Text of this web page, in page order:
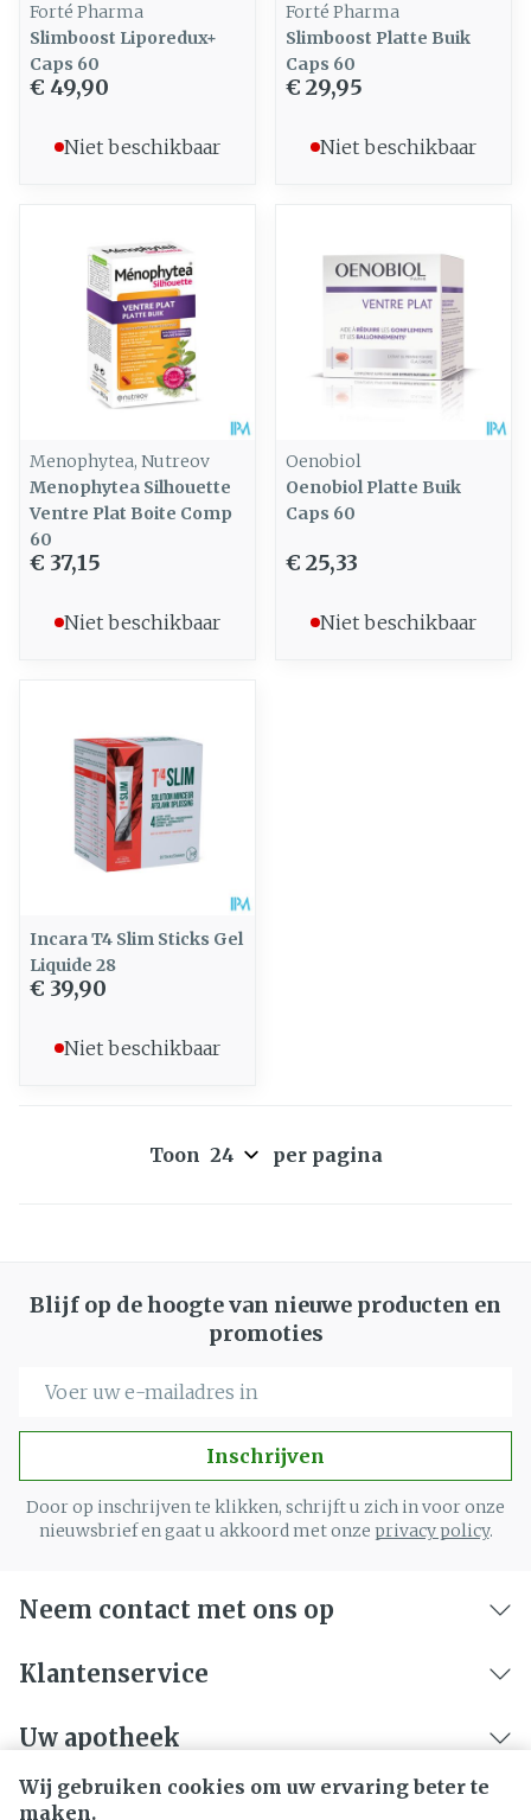
Wij gebruiken cookies om uw ervaring beter te
maken.
Forté Pharma
Slimboost Liporedux+
Caps 60
€ 49,90
Niet beschikbaar
Forté Pharma
Slimboost Platte Buik
Caps 60
€ 29,95
Niet beschikbaar
Menophytea, Nutreov
Menophytea Silhouette
Ventre Plat Boite Comp
60
€ 37,15
Niet beschikbaar
Oenobiol
Oenobiol Platte Buik
Caps 60
€ 25,33
Niet beschikbaar
Incara T4 Slim Sticks Gel
Liquide 28
€ 39,90
Niet beschikbaar
Toon per pagina
Blijf op de hoogte van nieuwe producten en
promoties
Inschrijven
Door op inschrijven te klikken, schrijft u zich in voor onze
nieuwsbrief en gaat u akkoord met onze privacy policy.
Neem contact met ons op
Klantenservice
Uw apotheek